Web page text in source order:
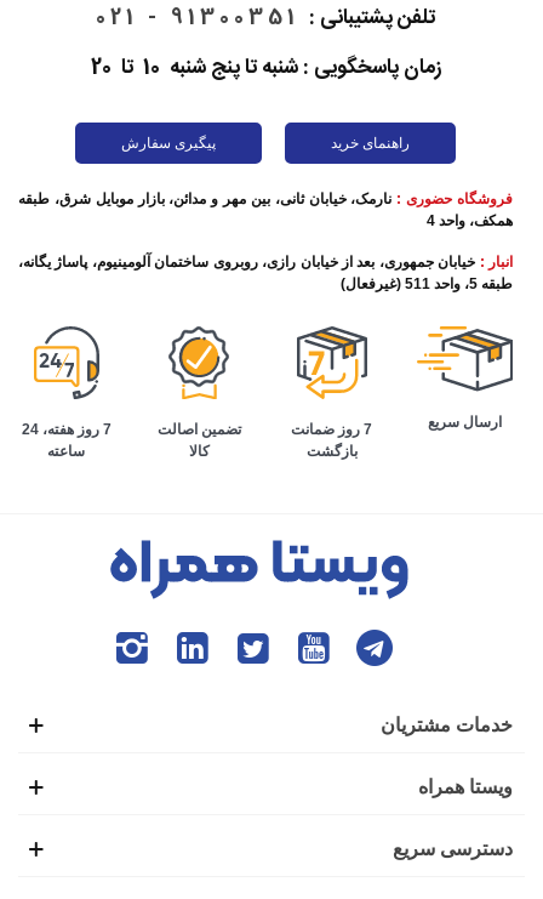
تلفن پشتیبانی : 91300351 - 021
زمان پاسخگویی : شنبه تا پنج شنبه 10 تا 20
راهنمای خرید پیگیری سفارش
فروشگاه حضوری : نارمک، خیابان ثانی، بین مهر و مدائن، بازار موبایل شرق، طبقه
همکف، واحد 4
انبار : خیابان جمهوری، بعد از خیابان رازی، روبروی ساختمان آلومینیوم، پاساژ یگانه،
طبقه 5، واحد 511 (غیرفعال)
ارسال سریع
7 روز ضمانت
بازگشت
تضمین اصالت
کالا
7 روز هفته، 24
ساعته
خدمات مشتریان
ویستا همراه
دسترسی سریع